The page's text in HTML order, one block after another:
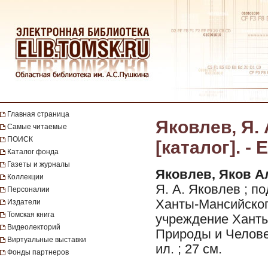
Главная страница
Самые читаемые
ПОИСК
Каталог фонда
Газеты и журналы
Коллекции
Персоналии
Издатели
Томская книга
Видеолекторий
Виртуальные выставки
Фонды партнеров
Яковлев, Я.
[каталог]. -
Яковлев, Яков
Я. А. Яковлев ;
Ханты-
учреждение
Природы и
ил. ; 27 см.